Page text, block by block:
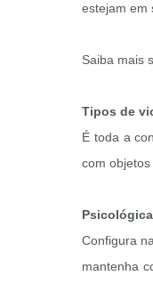
estejam em
Saiba mais
Tipos de
É toda a
com
Psicológica
Configura
mantenha